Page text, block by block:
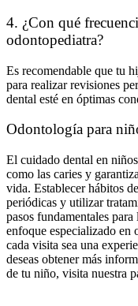
4. ¿Con qué
odontopediatra?
Es recomendable que tu
para realizar revisiones
dental esté en óptimas
Odontología para
El cuidado dental en
como las caries y
vida. Establecer hábitos
periódicas y utilizar
pasos fundamentales
enfoque especializado en
cada visita sea una
deseas obtener más
de tu niño, visita nuestra